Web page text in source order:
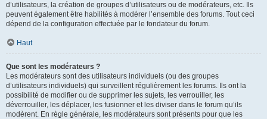
d’utilisateurs, la création de groupes d’utilisateurs ou de modérateurs, etc. Ils
peuvent également être habilités à modérer l’ensemble des forums. Tout ceci
dépend de la configuration effectuée par le fondateur du forum.
Haut
Que sont les modérateurs ?
Les modérateurs sont des utilisateurs individuels (ou des groupes
d’utilisateurs individuels) qui surveillent régulièrement les forums. Ils ont la
possibilité de modifier ou de supprimer les sujets, les verrouiller, les
déverrouiller, les déplacer, les fusionner et les diviser dans le forum qu’ils
modèrent. En règle générale, les modérateurs sont présents pour que les